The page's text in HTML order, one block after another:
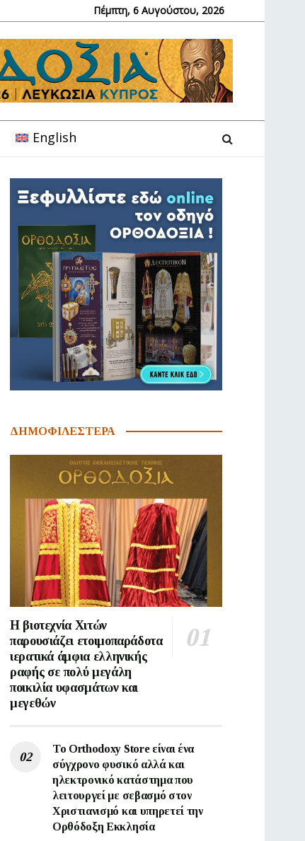
Πέμπτη, 6 Αυγούστου, 2026
English
ΔΗΜΟΦΙΛΕΣΤΕΡΑ
Η βιοτεχνία Χιτών
παρουσιάζει ετοιμοπαράδοτα
ιερατικά άμφια ελληνικής
ραφής σε πολύ μεγάλη
ποικιλία υφασμάτων και
μεγεθών
Το Orthodoxy Store είναι ένα
σύγχρονο φυσικό αλλά και
ηλεκτρονικό κατάστημα που
λειτουργεί με σεβασμό στον
Χριστιανισμό και υπηρετεί την
Ορθόδοξη Εκκλησία